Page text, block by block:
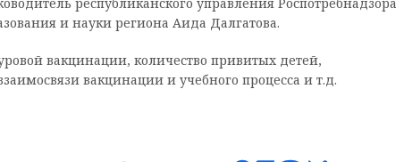
и науки региона Аида Далгатова.
вакцинации, количество привитых детей,
вакцинации и учебного процесса и т.д.